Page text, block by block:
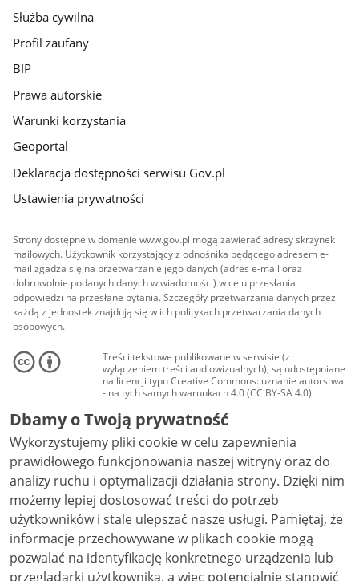
Służba cywilna
Profil zaufany
BIP
Prawa autorskie
Warunki korzystania
Geoportal
Deklaracja dostępności serwisu Gov.pl
Ustawienia prywatności
Strony dostępne w domenie www.gov.pl mogą zawierać adresy skrzynek
mailowych. Użytkownik korzystający z odnośnika będącego adresem e-
mail zgadza się na przetwarzanie jego danych (adres e-mail oraz
dobrowolnie podanych danych w wiadomości) w celu przesłania
odpowiedzi na przesłane pytania. Szczegóły przetwarzania danych przez
każdą z jednostek znajdują się w ich politykach przetwarzania danych
osobowych.
Treści tekstowe publikowane w serwisie (z
wyłączeniem treści audiowizualnych), są udostępniane
na licencji typu Creative Commons: uznanie autorstwa
- na tych samych warunkach 4.0 (CC BY-SA 4.0).
Materiały audiowizualne, w tym zdjęcia, materiały
audio i wideo, są udostępniane na licencji typu
Creative Commons: uznanie autorstwa użycie
niekomercyjne - bez utworów zależnych 4.0 (CC BY-
NC-ND 4.0), o ile nie jest to stwierdzone inaczej.
Dbamy o Twoją prywatność
Wykorzystujemy pliki cookie w celu zapewnienia
prawidłowego funkcjonowania naszej witryny oraz do
analizy ruchu i optymalizacji działania strony. Dzięki nim
możemy lepiej dostosować treści do potrzeb
użytkowników i stale ulepszać nasze usługi. Pamiętaj, że
informacje przechowywane w plikach cookie mogą
pozwalać na identyfikację konkretnego urządzenia lub
przeglądarki użytkownika, a więc potencjalnie stanowić